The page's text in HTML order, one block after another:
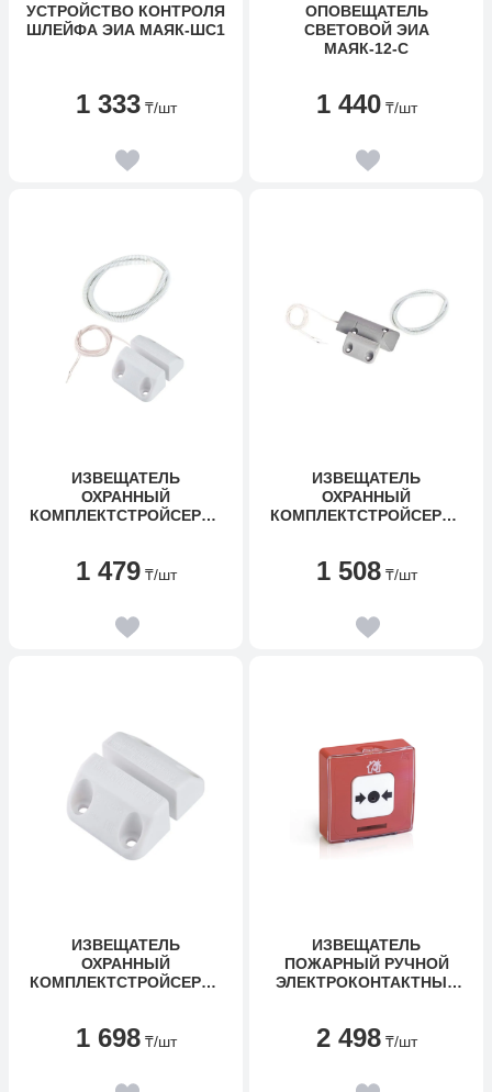
УСТРОЙСТВО КОНТРОЛЯ
ШЛЕЙФА ЭИА МАЯК-ШС1
1 333 ₸/шт
ОПОВЕЩАТЕЛЬ
СВЕТОВОЙ ЭИА
МАЯК-12-С
1 440 ₸/шт
ИЗВЕЩАТЕЛЬ
ОХРАННЫЙ
КОМПЛЕКТСТРОЙСЕРВИ
1 479 ₸/шт
ИЗВЕЩАТЕЛЬ
ОХРАННЫЙ
КОМПЛЕКТСТРОЙСЕРВИ
1 508 ₸/шт
ИЗВЕЩАТЕЛЬ
ОХРАННЫЙ
КОМПЛЕКТСТРОЙСЕРВИ
1 698 ₸/шт
ИЗВЕЩАТЕЛЬ
ПОЖАРНЫЙ РУЧНОЙ
ЭЛЕКТРОКОНТАКТНЫЙ
2 498 ₸/шт